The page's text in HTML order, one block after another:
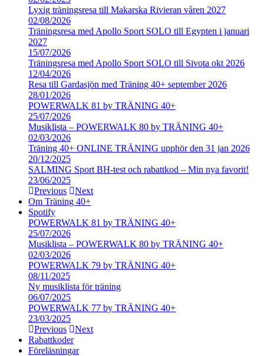
Lyxig träningsresa till Makarska Rivieran våren 2027
02/08/2026
Träningsresa med Apollo Sport SOLO till Egypten i januari
2027
15/07/2026
Träningsresa med Apollo Sport SOLO till Sivota okt 2026
12/04/2026
Resa till Gardasjön med Träning 40+ september 2026
28/01/2026
POWERWALK 81 by TRÄNING 40+
25/07/2026
Musiklista – POWERWALK 80 by TRÄNING 40+
02/03/2026
Träning 40+ ONLINE TRÄNING upphör den 31 jan 2026
20/12/2025
SALMING Sport BH-test och rabattkod – Min nya favorit!
23/06/2025
Previous
Next
Om Träning 40+
Spotify
POWERWALK 81 by TRÄNING 40+
25/07/2026
Musiklista – POWERWALK 80 by TRÄNING 40+
02/03/2026
POWERWALK 79 by TRÄNING 40+
08/11/2025
Ny musiklista för träning
06/07/2025
POWERWALK 77 by TRÄNING 40+
23/03/2025
Previous
Next
Rabattkoder
Föreläsningar